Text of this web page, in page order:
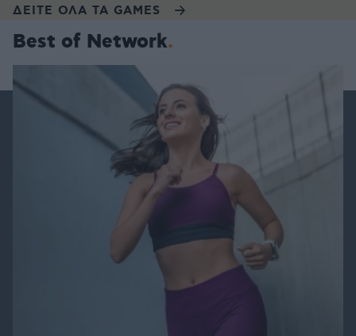
ΔΕΙΤΕ ΟΛΑ ΤΑ GAMES
Best of Network